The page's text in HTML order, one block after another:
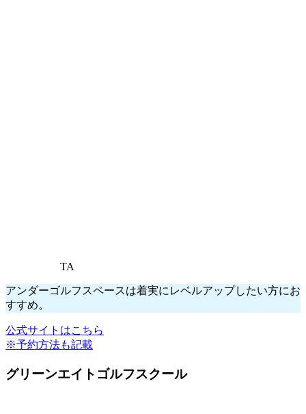
TA
アンダーゴルフスペースは着実にレベルアップしたい方にお
すすめ。
公式サイトはこちら
※予約方法も記載
グリーンエイトゴルフスクール